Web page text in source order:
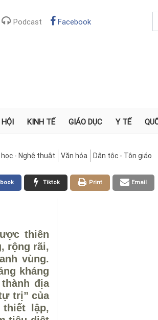
Podcast Facebook
KINH TẾ GIÁO DỤC Y TẾ
học - Nghệ thuật Văn hóa Dân tộc - Tôn giáo
Email
Print
Tiktok
thiên
rộng rãi,
vùng.
kháng
địa
trị” của
lập,